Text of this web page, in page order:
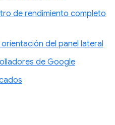
de rendimiento completo
del panel lateral
de Google